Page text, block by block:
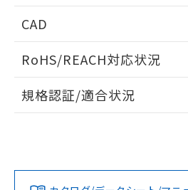
CAD
ドすることができます。
ログイン/会員
ダウンロードデータをご利用いただ
みください。
RoHS/REACH対応状況
EU RoHS 注意事項・凡例
規格認証/適合状況
また、RoHS指令のフタ
荷製品に未対応品が混在す
欄に対応日を記載しており
既に当社にて対応品への在
り、2022年1月12日より割
す。